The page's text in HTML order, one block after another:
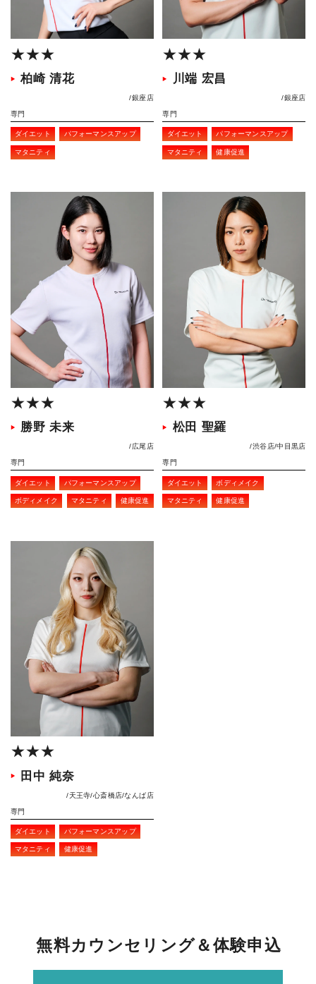
★★★
柏崎 清花
銀座店
専門
ダイエット パフォーマンスアップ
マタニティ
★★★
川端 宏昌
銀座店
専門
ダイエット パフォーマンスアップ
マタニティ 健康促進
★★★
勝野 未来
広尾店
専門
ダイエット パフォーマンスアップ
ボディメイク マタニティ 健康促進
★★★
松田 聖羅
渋谷店 中目黒店
専門
ダイエット ボディメイク
マタニティ 健康促進
★★★
田中 純奈
天王寺 心斎橋店 なんば店
専門
ダイエット パフォーマンスアップ
マタニティ 健康促進
無料カ ウ ンセ リ ング＆体験申込